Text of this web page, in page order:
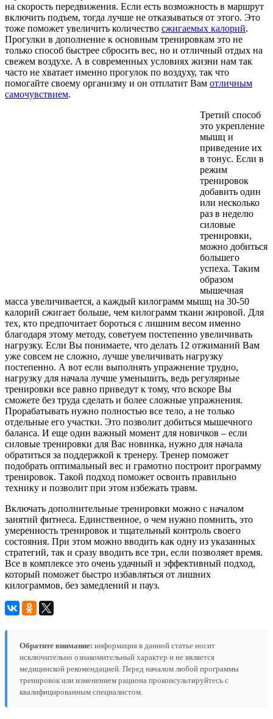
на скорость передвижения. Если есть возможность в маршрут
включить подъем, тогда лучше не отказываться от этого. Это
тоже поможет увеличить количество сжигаемых калорий.
Прогулки в дополнение к основным тренировкам это не
только способ быстрее сбросить вес, но и отличный отдых на
свежем воздухе. А в современных условиях жизни нам так
часто не хватает именно прогулок по воздуху, так что
помогайте своему организму и он отплатит Вам отличным
самочувствием.
Третий способ
это укрепление
мышц и
приведение их
в тонус. Если в
режим
тренировок
добавить один
или несколько
раз в неделю
силовые
тренировки,
можно добиться
большего
успеха. Таким
образом
мышечная
масса увеличивается, а каждый килограмм мышц на 30-50
калорий сжигает больше, чем килограмм ткани жировой. Для
тех, кто предпочитает бороться с лишним весом именно
благодаря этому методу, советуем постепенно увеличивать
нагрузку. Если Вы понимаете, что делать 12 отжиманий Вам
уже совсем не сложно, лучше увеличивать нагрузку
постепенно. А вот если выполнять упражнение трудно,
нагрузку для начала лучше уменьшить, ведь регулярные
тренировки все равно приведут к тому, что вскоре Вы
сможете без труда сделать и более сложные упражнения.
Прорабатывать нужно полностью все тело, а не только
отдельные его участки. Это позволит добиться мышечного
баланса. И еще один важный момент для новичков – если
силовые тренировки для Вас новинка, нужно для начала
обратиться за поддержкой к тренеру. Тренер поможет
подобрать оптимальный вес и грамотно построит программу
тренировок. Такой подход поможет освоить правильно
технику и позволит при этом избежать травм.
Включать дополнительные тренировки можно с началом
занятий фитнеса. Единственное, о чем нужно помнить, это
умеренность тренировок и тщательный контроль своего
состояния. При этом можно вводить как одну из указанных
стратегий, так и сразу вводить все три, если позволяет время.
Все в комплексе это очень удачный и эффективный подход,
который поможет быстро избавляться от лишних
килограммов, без замедлений и пауз.
Обратите внимание: информация в данной статье носит
исключительно ознакомительный характер и не является
медицинской рекомендацией. Перед началом любой программы
тренировок или изменением рациона проконсультируйтесь с
квалифицированным специалистом.